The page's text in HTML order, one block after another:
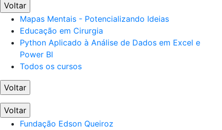
Voltar
Mapas Mentais - Potencializando Ideias
Educação em Cirurgia
Python Aplicado à Análise de Dados em Excel e
Power BI
Todos os cursos
Voltar
Voltar
Fundação Edson Queiroz